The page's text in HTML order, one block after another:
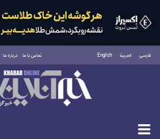
فارسی العربية English تماس با ما درباره ما
شنبه ۱۷ مرداد ۱۴۰۵